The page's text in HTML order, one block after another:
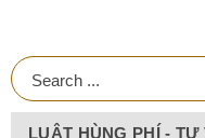
LUẬT HÙNG PHÍ -